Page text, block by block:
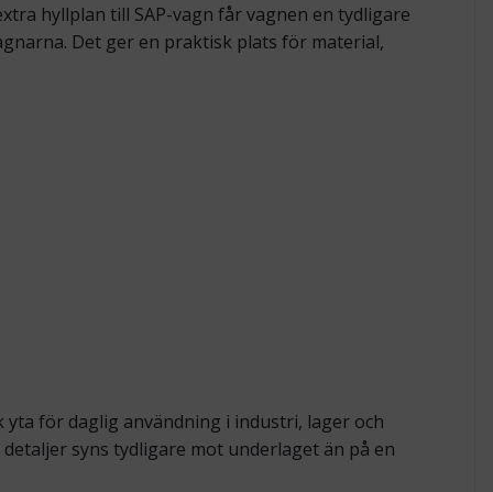
hyllplan till SAP-vagn får vagnen en tydligare
Det ger en praktisk plats för material,
för daglig användning i industri, lager och
syns tydligare mot underlaget än på en